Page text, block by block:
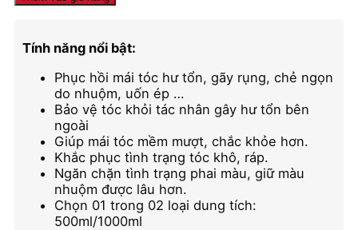
xả
Collagen
Voudioty
trắng
phục
hồi
hư
tổn
số
lượng
Tính năng nổi bật:
Phục hồi mái tóc hư tổn, gãy rụng, chẻ ngọn
do nhuộm, uốn ép …
Bảo vệ tóc khỏi tác nhân gây hư tổn bên
ngoài
Giúp mái tóc mềm mượt, chắc khỏe hơn.
Khắc phục tình trạng tóc khô, ráp.
Ngăn chặn tình trạng phai màu, giữ màu
nhuộm được lâu hơn.
Chọn 01 trong 02 loại dung tích:
500ml/1000ml